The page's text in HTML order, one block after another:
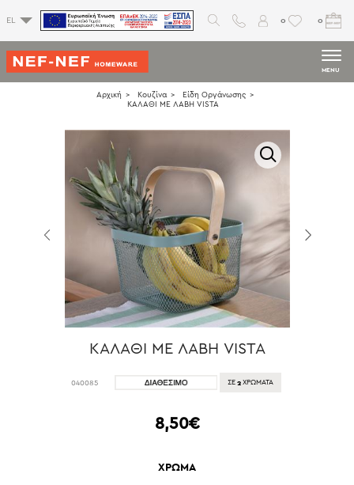
EL 0 0
MENU
Αρχική Κουζίνα
Είδη Οργάνωσης
ΚΑΛΑΘΙ ΜΕ ΛΑΒΗ VISTA
ΚΑΛΑΘΙ ΜΕ ΛΑΒΗ VISTA
040085 ΣΕ 2 ΧΡΩΜΑΤΑ
8,50€
ΧΡΩΜΑ